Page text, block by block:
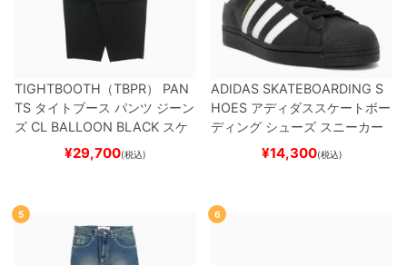
TIGHTBOOTH（TBPR） PAN
TS タイトブース パンツ ジーン
ズ CL BALLOON BLACK スケ
ートボード スケボー
¥29,700(税込)
ADIDAS SKATEBOARDING S
HOES アディダススケートボー
ディング シューズ スニーカー
スーパースターSUPERSTAR A
BLACK/WHITE/WHITE
ー
¥14,300(税込)
5 6